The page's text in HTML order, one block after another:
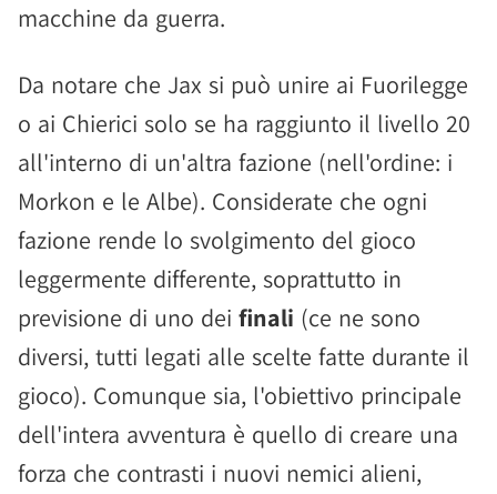
macchine da guerra.
Da notare che Jax si può unire ai Fuorilegge
o ai Chierici solo se ha raggiunto il livello 20
all'interno di un'altra fazione (nell'ordine: i
Morkon e le Albe). Considerate che ogni
fazione rende lo svolgimento del gioco
leggermente differente, soprattutto in
previsione di uno dei finali (ce ne sono
diversi, tutti legati alle scelte fatte durante il
gioco). Comunque sia, l'obiettivo principale
dell'intera avventura è quello di creare una
forza che contrasti i nuovi nemici alieni,